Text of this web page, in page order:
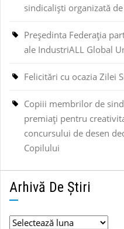
sindicaliști organizată de
Președinta Federația
ale IndustriALL Global
Felicitări cu ocazia Zilei
Copiii membrilor de
premiați pentru
concursului de desen
Copilului
Arhivă De Știri
Arhivă